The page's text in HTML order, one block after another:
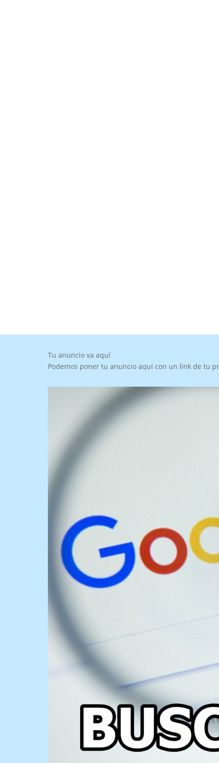
Tu anuncio va aquí
Podemos poner tu anuncio aquí con un link de tu